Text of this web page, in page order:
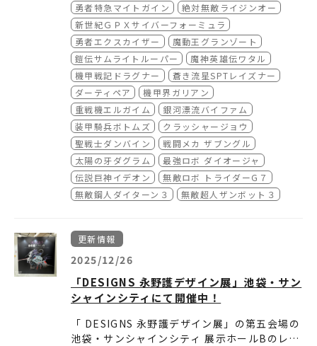
勇者特急マイトガイン
絶対無敵ライジンオー
新世紀ＧＰＸサイバーフォーミュラ
勇者エクスカイザー
魔動王グランゾート
鎧伝サムライトルーパー
魔神英雄伝ワタル
機甲戦記ドラグナー
蒼き流星SPTレイズナー
ダーティペア
機甲界ガリアン
重戦機エルガイム
銀河漂流バイファム
装甲騎兵ボトムズ
クラッシャージョウ
聖戦士ダンバイン
戦闘メカ ザブングル
太陽の牙ダグラム
最強ロボ ダイオージャ
伝説巨神イデオン
無敵ロボ トライダーG７
無敵鋼人ダイターン３
無敵超人ザンボット３
更新情報
2025/12/26
「DESIGNS 永野護デザイン展」池袋・サン
シャインシティにて開催中！
「 DESIGNS 永野護デザイン展」の第五会場の
池袋・サンシャインシティ 展示ホールBのレポ